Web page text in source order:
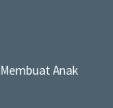
Anak